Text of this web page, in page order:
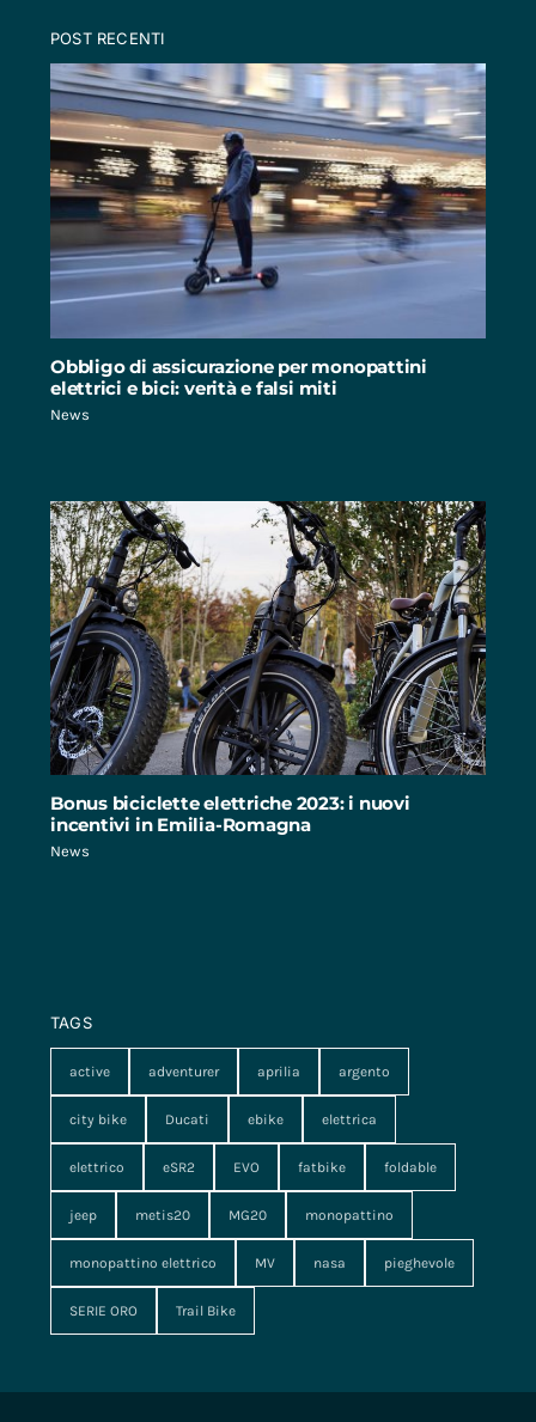
POST RECENTI
Obbligo di assicurazione per monopattini
elettrici e bici: verità e falsi miti
News
Bonus biciclette elettriche 2023: i nuovi
incentivi in Emilia-Romagna
News
TAGS
active adventurer aprilia argento
city bike Ducati ebike elettrica
elettrico eSR2 EVO fatbike foldable
jeep metis20 MG20 monopattino
monopattino elettrico MV nasa pieghevole
SERIE ORO Trail Bike